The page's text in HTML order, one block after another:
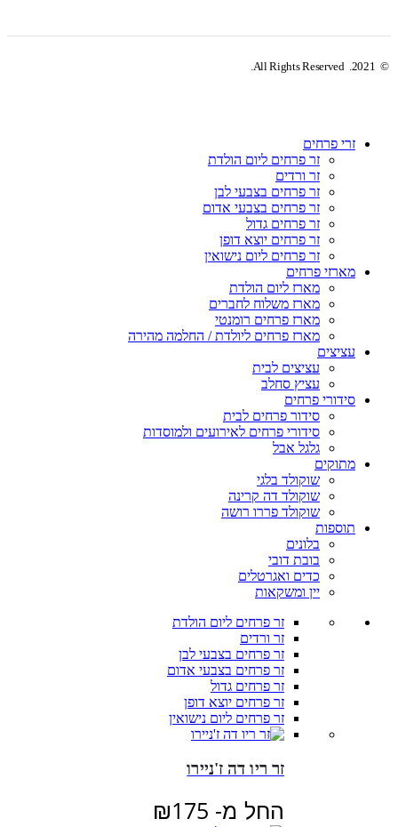
© 2021. All Rights Reserved.
זרי פרחים
זר פרחים ליום הולדת
זר ורדים
זר פרחים בצבעי לבן
זר פרחים בצבעי אדום
זר פרחים גדול
זר פרחים יוצא דופן
זר פרחים ליום נישואין
מארזי פרחים
מארז ליום הולדת
מארז משלוח לחברים
מארז פרחים רומנטי
מארז פרחים ליולדת / החלמה מהירה
עציצים
עציצים לבית
עציץ סחלב
סידורי פרחים
סידור פרחים לבית
סידורי פרחים לאירועים ולמוסדות
גלגל אבל
מתוקים
שוקולד בלגי
שוקולד דה קרינה
שוקולד פררו רושה
תוספות
בלונים
בובת דובי
כדים ואגרטלים
יין ומשקאות
זר פרחים ליום הולדת
זר ורדים
זר פרחים בצבעי לבן
זר פרחים בצבעי אדום
זר פרחים גדול
זר פרחים יוצא דופן
זר פרחים ליום נישואין
זר ריו דה ז'ניירו
החל מ- ₪175